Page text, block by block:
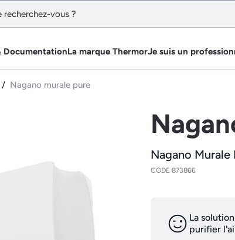
DocumentationLa marque ThermorJe suis un
Nagano murale pure
Nagano
CODE 873866
La
purifier